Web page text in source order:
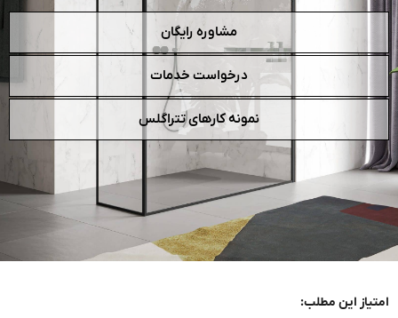
مشاوره رایگان
درخواست خدمات
نمونه کارهای تتراگلس
امتیاز این مطلب: